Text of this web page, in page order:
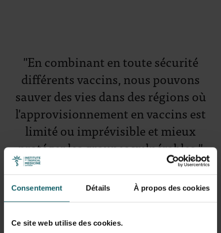
Consentement Détails À propos des cookies
Ce site web utilise des cookies.
"En combinant en toute sécurité
différents vaccins, nous pouvons
sauver des vies dans des régions où
l'approvisionnement en vaccins est
limité ou imprévisible et mieux
protéger les groupes vulnérables."
Investigateur principal